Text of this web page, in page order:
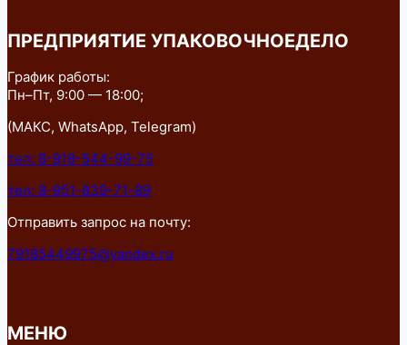
ПРЕДПРИЯТИЕ УПАКОВОЧНОЕДЕЛО
График работы:
Пн–Пт, 9:00 — 18:00;
(МАКС, WhatsApp, Telegram)
тел: 8-918-544-99-75
тел: 8-951-839-71-89
Отправить запрос на почту:
79185449975@yandex.ru
МЕНЮ